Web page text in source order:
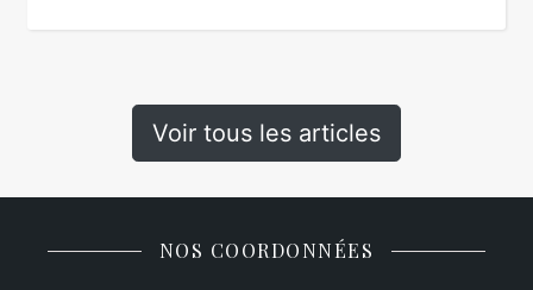
Voir tous les articles
NOS COORDONNÉES